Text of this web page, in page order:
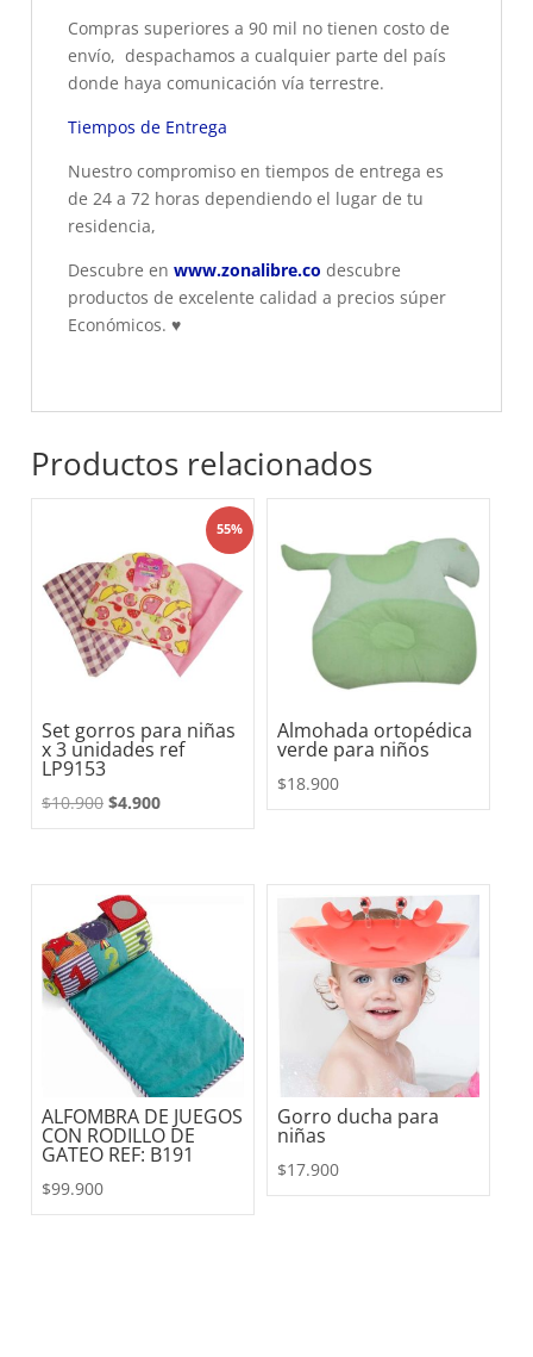
Compras superiores a 90 mil no tienen costo de
envío, despachamos a cualquier parte del país
donde haya comunicación vía terrestre.
Tiempos de Entrega
Nuestro compromiso en tiempos de entrega es
de 24 a 72 horas dependiendo el lugar de tu
residencia,
Descubre en www.zonalibre.co descubre
productos de excelente calidad a precios súper
Económicos. ♥
Productos relacionados
55%
Set gorros para niñas
x 3 unidades ref
LP9153
$10.900 El
precio
era:
$10.900.
$4.900El
precio
Almohada ortopédica
verde para niños
$18.900
ALFOMBRA DE JUEGOS
CON RODILLO DE
GATEO REF: B191
$99.900
Gorro ducha para
niñas
$17.900